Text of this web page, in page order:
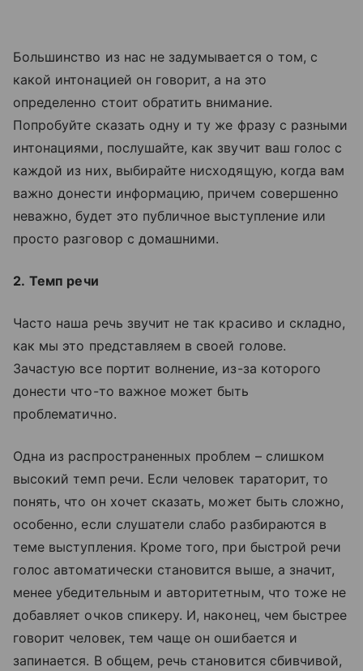
Большинство из нас не задумывается о том, с
какой интонацией он говорит, а на это
определенно стоит обратить внимание.
Попробуйте сказать одну и ту же фразу с разными
интонациями, послушайте, как звучит ваш голос с
каждой из них, выбирайте нисходящую, когда вам
важно донести информацию, причем совершенно
неважно, будет это публичное выступление или
просто разговор с домашними.
2. Темп речи
Часто наша речь звучит не так красиво и складно,
как мы это представляем в своей голове.
Зачастую все портит волнение, из-за которого
донести что-то важное может быть
проблематично.
Одна из распространенных проблем – слишком
высокий темп речи. Если человек тараторит, то
понять, что он хочет сказать, может быть сложно,
особенно, если слушатели слабо разбираются в
теме выступления. Кроме того, при быстрой речи
голос автоматически становится выше, а значит,
менее убедительным и авторитетным, что тоже не
добавляет очков спикеру. И, наконец, чем быстрее
говорит человек, тем чаще он ошибается и
запинается. В общем, речь становится сбивчивой,